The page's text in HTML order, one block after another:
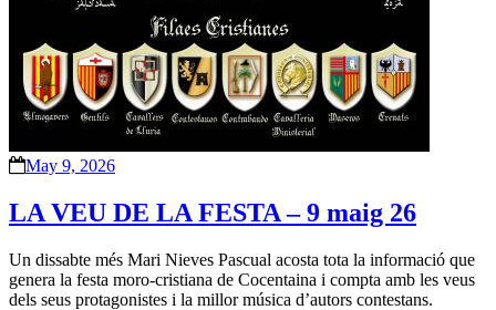
May 9, 2026
LA VEU DE LA FESTA – 9 maig 26
Un dissabte més Mari Nieves Pascual acosta tota la informació que
genera la festa moro-cristiana de Cocentaina i compta amb les veus
dels seus protagonistes i la millor música d’autors contestans.